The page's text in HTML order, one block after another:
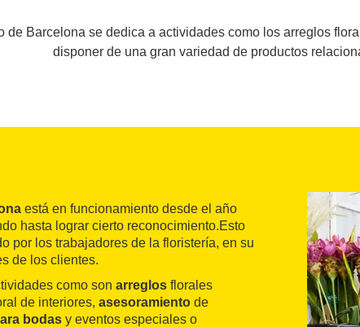
de Barcelona se dedica a actividades como los arreglos
disponer de una gran variedad de productos
está en funcionamiento desde el año
hasta lograr cierto reconocimiento.Esto
por los trabajadores de la floristería, en su
de los clientes.
como son arreglos florales
de interiores, asesoramiento de
bodas y eventos especiales o